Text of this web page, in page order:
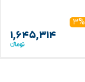
۳%
۱,۶۴۵,۳۱۴